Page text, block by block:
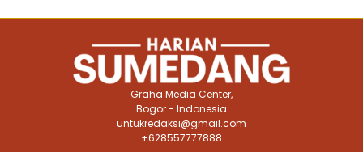
Graha Media Center,
Bogor - Indonesia
untukredaksi@gmail.com
+628557777888